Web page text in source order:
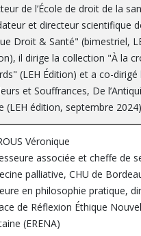
de l’École de droit de la
et directeur scientifique
Droit & Santé" (bimestriel,
il dirige la collection "À la
(LEH Édition) et a co-dirigé
et Souffrances, De
(LEH édition, septembre 2024)
Véronique
associée et cheffe de
palliative, CHU de
en philosophie pratique,
de Réflexion Éthique
(ERENA)